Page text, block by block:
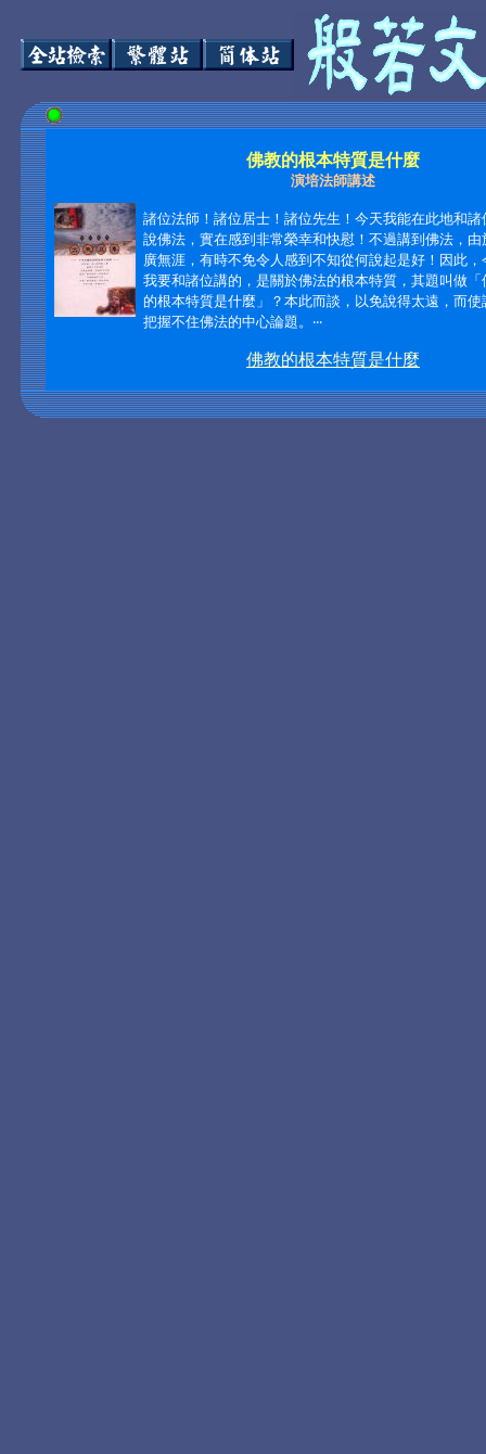
佛教的根本特質是什麼
演培法師講述
諸位法師！諸位居士！諸位先生！今天我能在此地和諸
說佛法，實在感到非常榮幸和快慰！不過講到佛法，由
廣無涯，有時不免令人感到不知從何說起是好！因此，
我要和諸位講的，是關於佛法的根本特質，其題叫做「
的根本特質是什麼」？本此而談，以免說得太遠，而使
把握不住佛法的中心論題。‧‧‧
佛教的根本特質是什麼